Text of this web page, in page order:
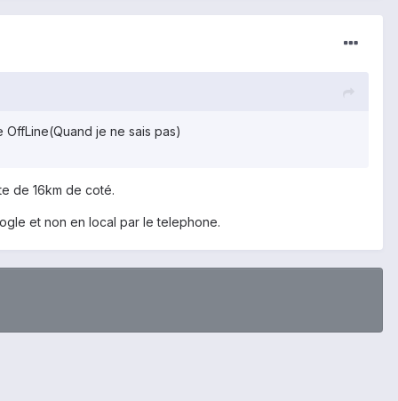
je ne sais pas)
de 16km de coté.
et non en local par le telephone.